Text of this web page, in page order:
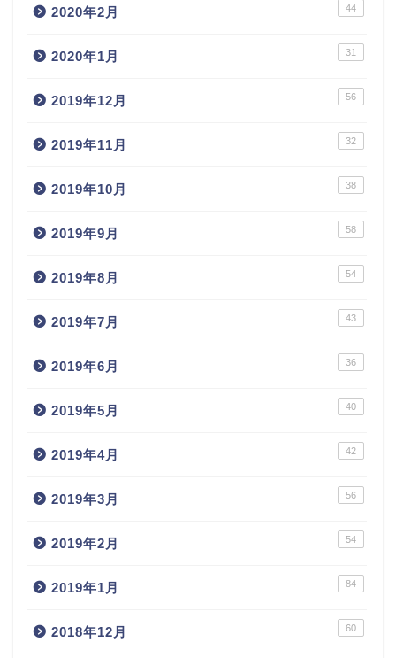
2020年2月 44
2020年1月 31
2019年12月 56
2019年11月 32
2019年10月 38
2019年9月 58
2019年8月 54
2019年7月 43
2019年6月 36
2019年5月 40
2019年4月 42
2019年3月 56
2019年2月 54
2019年1月 84
2018年12月 60